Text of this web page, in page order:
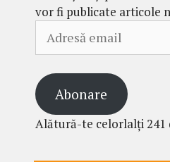
vor fi publicate articole
email
Abonare
Alătură-te celorlalți 241